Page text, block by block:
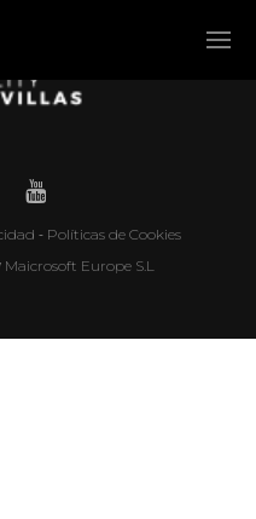
- Políticas de Cookies
Maicrosoft Europe S.L